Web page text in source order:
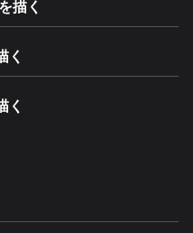
描く
く
く